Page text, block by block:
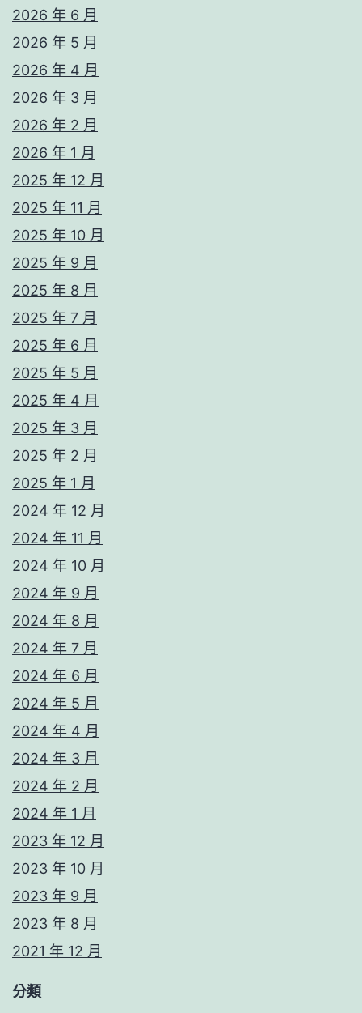
2026 年 6 月
2026 年 5 月
2026 年 4 月
2026 年 3 月
2026 年 2 月
2026 年 1 月
2025 年 12 月
2025 年 11 月
2025 年 10 月
2025 年 9 月
2025 年 8 月
2025 年 7 月
2025 年 6 月
2025 年 5 月
2025 年 4 月
2025 年 3 月
2025 年 2 月
2025 年 1 月
2024 年 12 月
2024 年 11 月
2024 年 10 月
2024 年 9 月
2024 年 8 月
2024 年 7 月
2024 年 6 月
2024 年 5 月
2024 年 4 月
2024 年 3 月
2024 年 2 月
2024 年 1 月
2023 年 12 月
2023 年 10 月
2023 年 9 月
2023 年 8 月
2021 年 12 月
分類